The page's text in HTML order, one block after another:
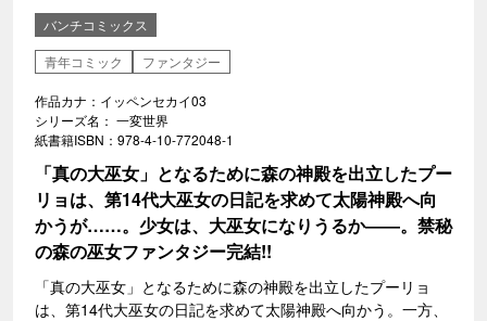
バンチコミックス
青年コミック
ファンタジー
作品カナ：イッペンセカイ03
シリーズ名： 一変世界
紙書籍ISBN：978-4-10-772048-1
「真の大巫女」となるために森の神殿を出立したプー
リョは、第14代大巫女の日記を求めて太陽神殿へ向
かうが……。少女は、大巫女になりうるか――。禁秘
の森の巫女ファンタジー完結!!
「真の大巫女」となるために森の神殿を出立したプーリョ
は、第14代大巫女の日記を求めて太陽神殿へ向かう。一方、